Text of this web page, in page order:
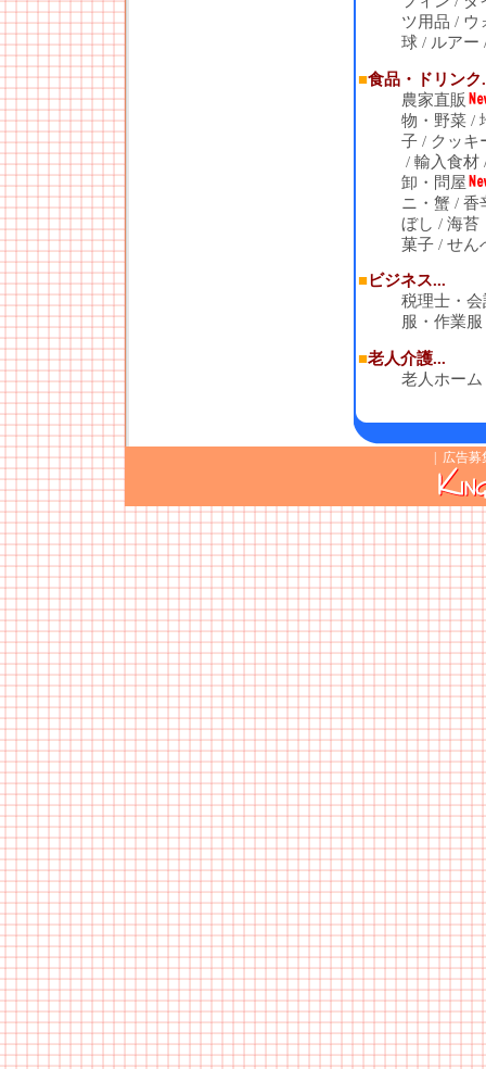
ツ用品 / ウ
球 / ルアー
■食品・ドリンク
農家直販
物・野菜 /
子 / クッキ
/ 輸入食材
卸・問屋
ニ・蟹 / 香
ぼし / 海苔
菓子 / せん
■ビジネス...
税理士・会
服・作業服
■老人介護...
老人ホーム
広告募